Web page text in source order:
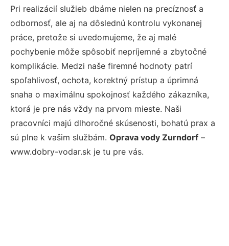
Pri realizácií služieb dbáme nielen na precíznosť a
odbornosť, ale aj na dôslednú kontrolu vykonanej
práce, pretože si uvedomujeme, že aj malé
pochybenie môže spôsobiť nepríjemné a zbytočné
komplikácie. Medzi naše firemné hodnoty patrí
spoľahlivosť, ochota, korektný prístup a úprimná
snaha o maximálnu spokojnosť každého zákazníka,
ktorá je pre nás vždy na prvom mieste. Naši
pracovníci majú dlhoročné skúsenosti, bohatú prax a
sú plne k vašim službám. Oprava vody Zurndorf –
www.dobry-vodar.sk je tu pre vás.